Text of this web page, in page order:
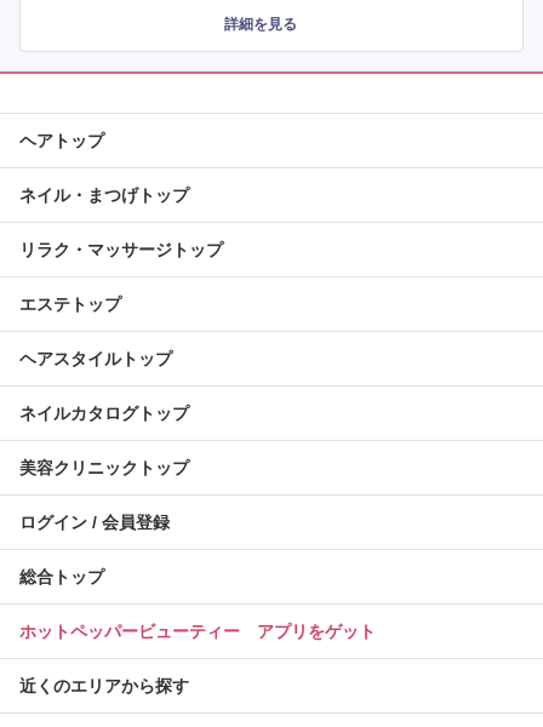
詳細を見る
ヘアトップ
ネイル・まつげトップ
リラク・マッサージトップ
エステトップ
ヘアスタイルトップ
ネイルカタログトップ
美容クリニックトップ
ログイン / 会員登録
総合トップ
ホットペッパービューティー アプリをゲット
近くのエリアから探す